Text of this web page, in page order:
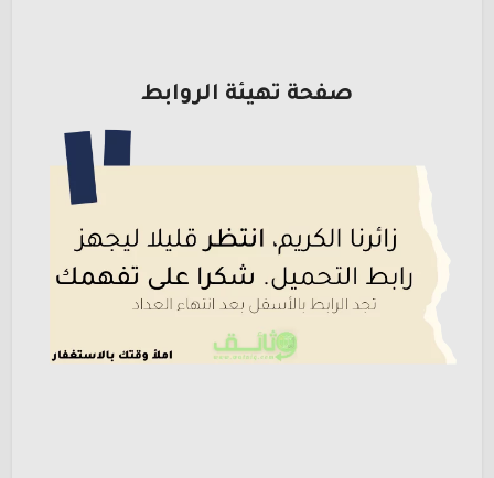
صفحة تهيئة الروابط